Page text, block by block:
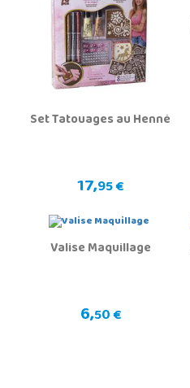
Set Tatouages au Henné
17,95 €
Valise Maquillage
6,50 €